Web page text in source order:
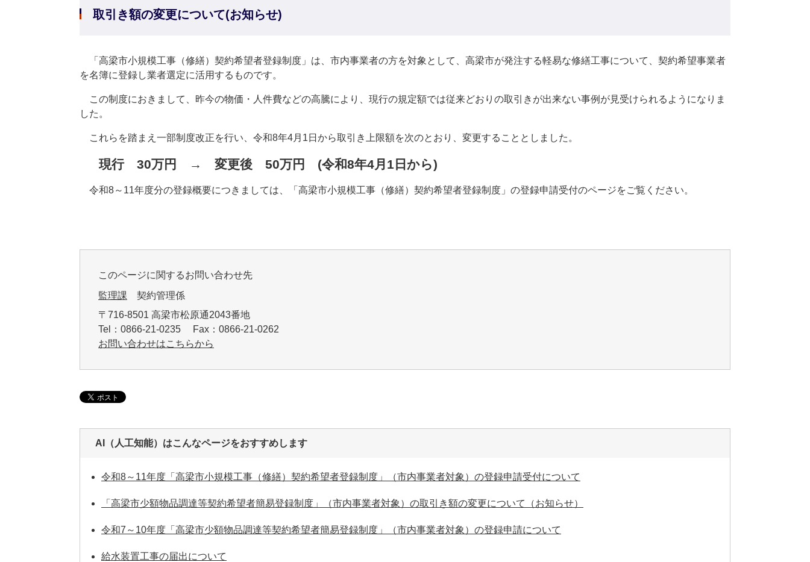
取引き額の変更について(お知らせ)
「高梁市小規模工事（修繕）契約希望者登録制度」は、市内事業者の方を対象として、高梁市が発注する軽易な修繕工事について、契約希望事業者
を名簿に登録し業者選定に活用するものです。
この制度におきまして、昨今の物価・人件費などの高騰により、現行の規定額では従来どおりの取引きが出来ない事例が見受けられるようになりま
した。
これらを踏まえ一部制度改正を行い、令和8年4月1日から取引き上限額を次のとおり、変更することとしました。
現行 30万円 → 変更後 50万円 (令和8年4月1日から)
令和8～11年度分の登録概要につきましては、「高梁市小規模工事（修繕）契約希望者登録制度」の登録申請受付のページをご覧ください。
このページに関するお問い合わせ先
監理課 契約管理係
〒716-8501 高梁市松原通2043番地
Tel：0866-21-0235 Fax：0866-21-0262
お問い合わせはこちらから
AI（人工知能）はこんなページをおすすめします
令和8～11年度「高梁市小規模工事（修繕）契約希望者登録制度」（市内事業者対象）の登録申請受付について
「高梁市少額物品調達等契約希望者簡易登録制度」（市内事業者対象）の取引き額の変更について（お知らせ）
令和7～10年度「高梁市少額物品調達等契約希望者簡易登録制度」（市内事業者対象）の登録申請について
給水装置工事の届出について